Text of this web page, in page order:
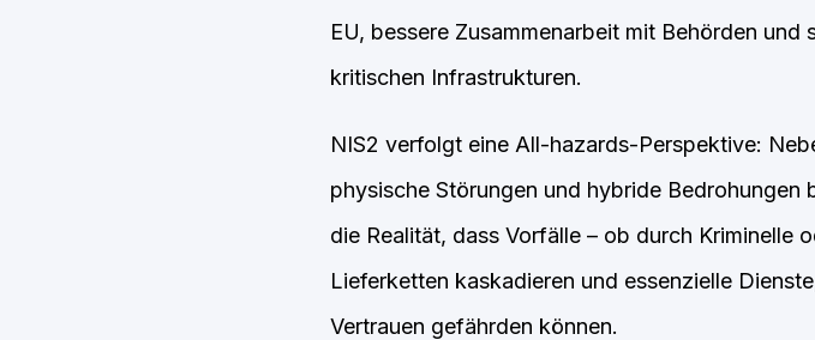
EU, bessere Zusammenarbeit mit Behörden
kritischen Infrastrukturen.
NIS2 verfolgt eine All-hazards-Perspektive:
physische Störungen und hybride
die Realität, dass Vorfälle – ob durch Kriminelle
Lieferketten kaskadieren und essenzielle
Vertrauen gefährden können.